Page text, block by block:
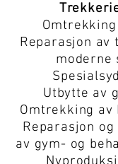
Reparasjon av
moderne
Utbytte av
Omtrekking
Reparasjon
av gym- og